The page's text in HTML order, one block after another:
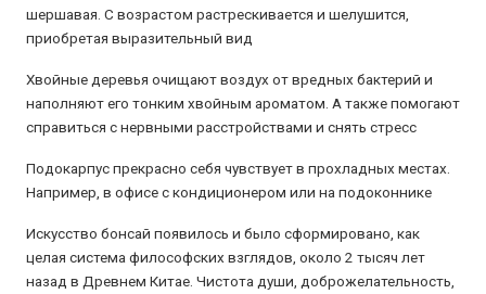
шершавая. С возрастом растрескивается и шелушится,
приобретая выразительный вид
Хвойные деревья очищают воздух от вредных бактерий и
наполняют его тонким хвойным ароматом. А также помогают
справиться с нервными расстройствами и снять стресс
Подокарпус прекрасно себя чувствует в прохладных местах.
Например, в офисе с кондиционером или на подоконнике
Искусство бонсай появилось и было сформировано, как
целая система философских взглядов, около 2 тысяч лет
назад в Древнем Китае. Чистота души, доброжелательность,